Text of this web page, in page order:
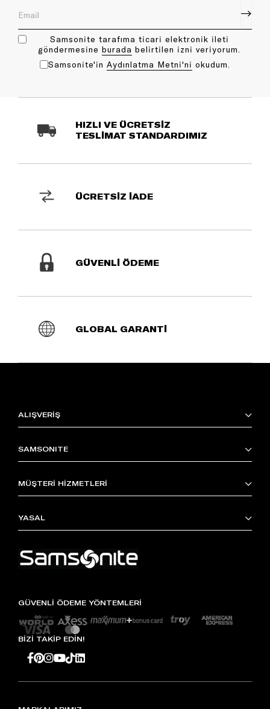
Samsonite tarafıma ticari elektronik ileti
göndermesine bu rada belirtilen izni veriyorum.
Samsonite'in Aydınlatma Metni'ni okudum.
HIZLI VE ÜCRETSİZ
TESLİMAT STANDARDIMIZ
ÜCRETSİZ İADE
GÜVENLİ ÖDEME
GLOBAL GARANTİ
ALIŞVERİŞ
SAMSONITE
MÜŞTERİ HİZMETLERİ
YASAL
GÜVENLİ ÖDEME YÖNTEMLERİ
BİZİ TAKİP EDİN!